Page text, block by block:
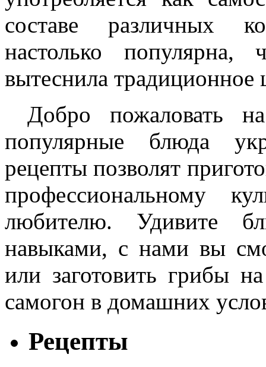
составе различных
настолько
вытеснила традиционное
Добро пожаловать
популярные блюда
рецепты позволят
профессиональному
любителю. Удивите
навыками, с нами вы
или заготовить грибы
самогон в домашних
Рецепты